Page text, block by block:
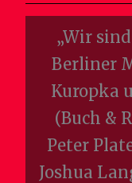
„Wir
Berliner
Kuropka
(Buch &
Peter
Joshua